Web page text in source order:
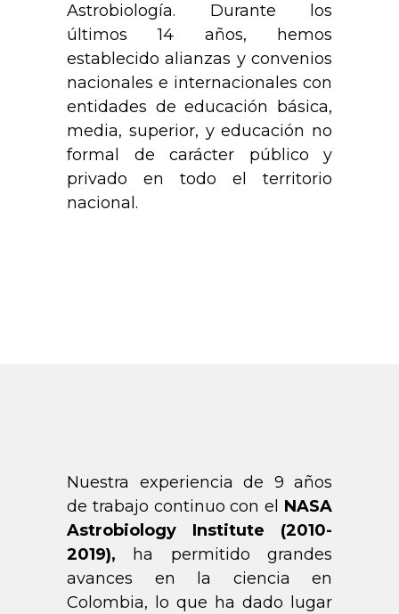
Astrobiología. Durante los
últimos 14 años, hemos
establecido alianzas y convenios
nacionales e internacionales con
entidades de educación básica,
media, superior, y educación no
formal de carácter público y
privado en todo el territorio
nacional.
Nuestra experiencia de 9 años
de trabajo continuo con el NASA
Astrobiology Institute (2010-
2019), ha permitido grandes
avances en la ciencia en
Colombia, lo que ha dado lugar